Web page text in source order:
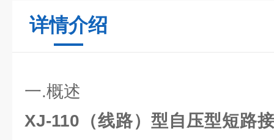
详情介绍
一.概述
XJ-110（线路）型自压型短路